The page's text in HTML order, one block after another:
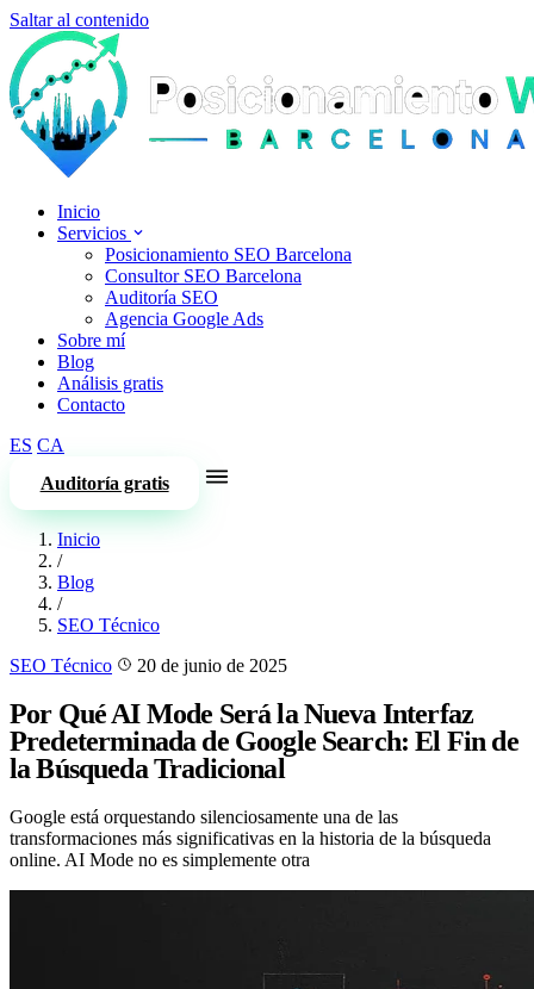
Saltar al contenido
Inicio
Servicios
Posicionamiento SEO Barcelona
Consultor SEO Barcelona
Auditoría SEO
Agencia Google Ads
Sobre mí
Blog
Análisis gratis
Contacto
ES CA
Auditoría gratis
Inicio
/
Blog
/
SEO Técnico
SEO Técnico
20 de junio de 2025
Por Qué AI Mode Será la Nueva Interfaz
Predeterminada de Google Search: El Fin de
la Búsqueda Tradicional
Google está orquestando silenciosamente una de las
transformaciones más significativas en la historia de la búsqueda
online. AI Mode no es simplemente otra